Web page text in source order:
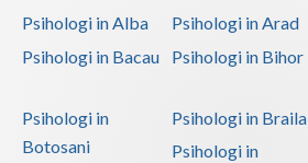
Psihologi in Alba Psihologi in Arad
Psihologi in Bacau
Psihologi in Bihor
Psihologi in
Botosani
Psihologi in Braila
Psihologi in